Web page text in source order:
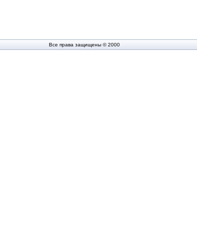
Все права защищены © 2000